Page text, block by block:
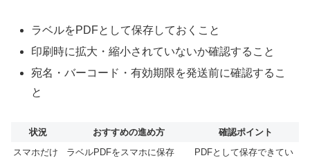
ラベルをPDFとして保存しておくこと
印刷時に拡大・縮小されていないか確認すること
宛名・バーコード・有効期限を発送前に確認するこ
と
状況 おすすめの進め方
確認ポイント
スマホだけ
ラベルPDFをスマホに保存
PDFとして保存できてい